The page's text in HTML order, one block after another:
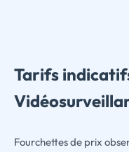
Tarifs
Fourchettes de prix